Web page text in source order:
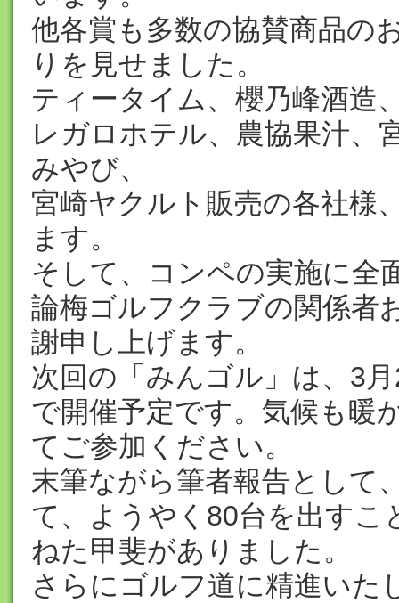
他各賞も多数の協賛商品の
りを見せました。
ティータイム、櫻乃峰酒造
レガロホテル、農協果汁、
みやび、
宮崎ヤクルト販売の各社様
ます。
そして、コンペの実施に全
論梅ゴルフクラブの関係者
謝申し上げます。
次回の「みんゴル」は、3
で開催予定です。気候も暖
てご参加ください。
末筆ながら筆者報告として
て、ようやく80台を出すこ
ねた甲斐がありました。
さらにゴルフ道に精進いた